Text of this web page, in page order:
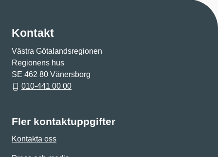
Kontakt
Västra Götalandsregionen
Regionens hus
SE 462 80 Vänersborg
010-441 00 00
Fler kontaktuppgifter
Kontakta oss